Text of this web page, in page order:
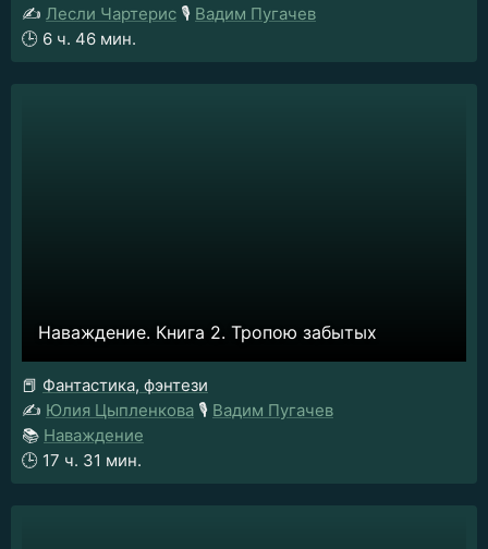
✍️ Лесли Чартерис 🎙️ Вадим Пугачев
🕒 6 ч. 46 мин.
Наваждение. Книга 2. Тропою забытых
📕 Фантастика, фэнтези
✍️ Юлия Цыпленкова 🎙️ Вадим Пугачев
📚 Наваждение
🕒 17 ч. 31 мин.